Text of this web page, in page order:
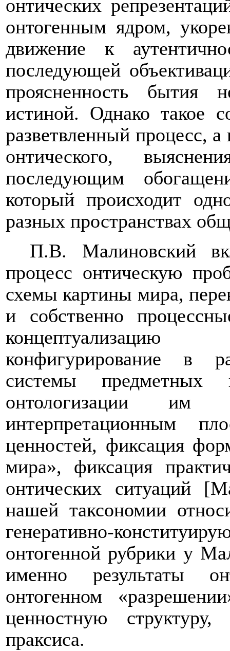
онтических
онтогенным ядром,
движение к
последующей
проясненность бытия
истиной. Однако такое
разветвленный процесс,
онтического,
последующим
который происходит
разных пространствах
П.В. Малиновский
процесс онтическую
схемы картины мира,
и собственно
конфигурирование в
системы предметных
онтологизации им
интерпретационным
ценностей, фиксация
мира», фиксация
онтических ситуаций
нашей таксономии
генеративно-
онтогенной рубрики у
именно результаты
онтогенном
ценностную
праксиса.